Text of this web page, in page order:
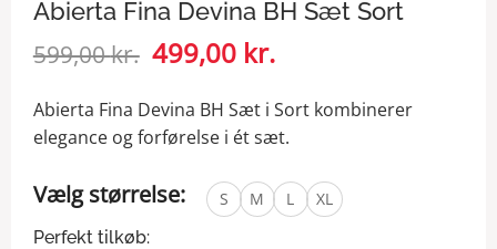
Abierta Fina Devina BH Sæt Sort
599,00kr. Den
oprindelige
pris
var:
599,00 kr..
499,00 kr.
aktuelle
pris
er:
499,00 kr..
Abierta Fina Devina BH Sæt i Sort kombinerer
elegance og forførelse i ét sæt.
Vælg størrelse: S M L
XL
Perfekt tilkøb: